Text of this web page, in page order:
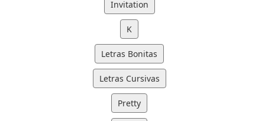
Invitation
K
Letras Bonitas
Letras Cursivas
Pretty